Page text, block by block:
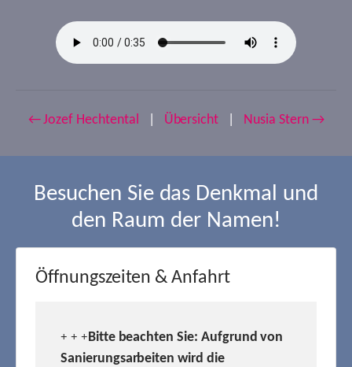
← Jozef Hechtental Übersicht Nusia Stern →
Besuchen Sie das Denkmal und
den Raum der Namen!
Öffnungszeiten & Anfahrt
+ + +Bitte beachten Sie: Aufgrund von
Sanierungsarbeiten wird die